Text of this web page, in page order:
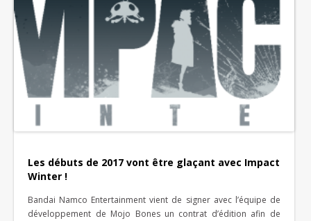
Les débuts de 2017 vont être glaçant avec Impact
Winter !
Bandai Namco Entertainment vient de signer avec l’équipe de
développement de Mojo Bones un contrat d’édition afin de